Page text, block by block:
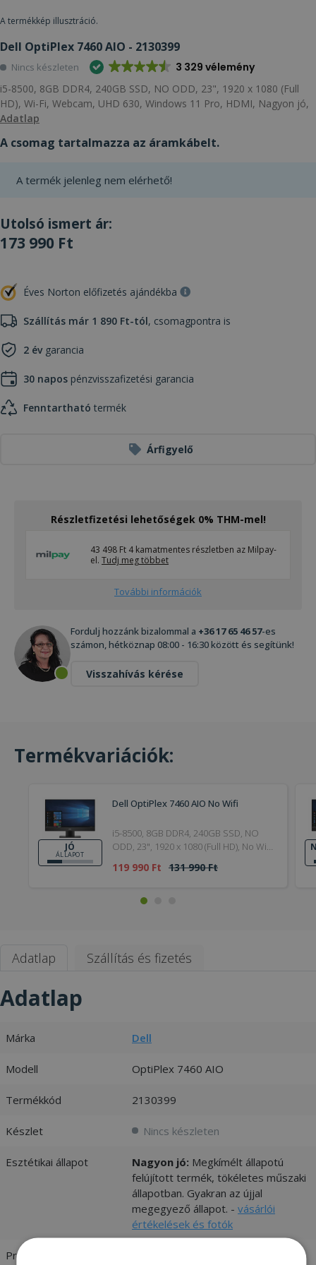
A termékkép illusztráció.
Dell OptiPlex 7460 AIO - 2130399
Nincs készleten 3 329 vélemény
i5-8500, 8GB DDR4, 240GB SSD, NO ODD, 23", 1920 x 1080 (Full
HD), Wi-Fi, Webcam, UHD 630, Windows 11 Pro, HDMI, Nagyon jó,
Adatlap
A csomag tartalmazza az áramkábelt.
A termék jelenleg nem elérhető!
Utolsó ismert ár:
173 990 Ft
Éves Norton előfizetés ajándékba
Szállítás már 1 890 Ft-tól, csomagpontra is
2 évgarancia
30 napos pénzvisszafizetési garancia
Fenntartható termék
Árfigyelő
Részletfizetési lehetőségek 0% THM-mel!
43 498 Ft 4 kamatmentes részletben az Milpay-
el. Tudj meg többet
További információk
Fordulj hozzánk bizalommal a +36 17 65 46 57-es
számon, hétköznap 08:00 - 16:30 között és segítünk!
Visszahívás kérése
Termékvariációk:
JÓ
ÁLLAPOT
Dell OptiPlex 7460 AIO No Wifi
i5-8500, 8GB DDR4, 240GB SSD, NO
ODD, 23", 1920 x 1080 (Full HD), No Wi-
HDMI, Bronze, Jó
119 990 Ft 131 990 Ft
Adatlap Szállítás és fizetés
Adatlap
Márka Dell
Modell OptiPlex 7460 AIO
Termékkód 2130399
Készlet Nincs készleten
Esztétikai állapot Nagyon jó: Megkímélt állapotú
felújított termék, tökéletes műszaki
állapotban. Gyakran az újjal
megegyező állapot. - vásárlói
értékelések és fotók
Processzor